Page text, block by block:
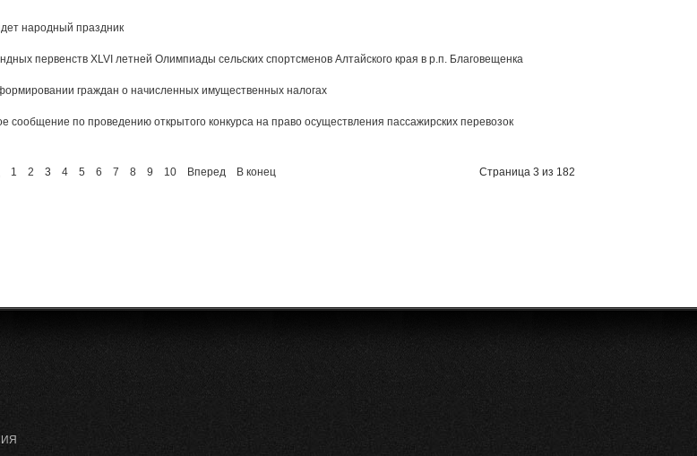
народный праздник
первенств XLVI летней Олимпиады сельских спортсменов Алтайского края в р.п. Благовещенка
граждан о начисленных имущественных налогах
сообщение по проведению открытого конкурса на право осуществления пассажирских перевозок
Страница 3 из 182
1 2 3 4 5 6 7 8 9 10 Вперед В конец